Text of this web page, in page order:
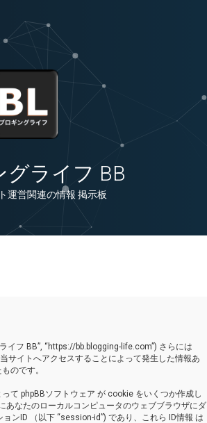
グライフ BB
運営関連の情報 掲示板
イフ BB”, “https://bb.blogging-life.com”) さらには
サイトへアクセスすることによって発生した情報あ
のです。
て phpBBソフトウェア が cookie をいくつか作成し
なたのローカルコンピュータのウェブブラウザにダ
ンID （以下 “session-id”) であり、これら ID情報 は